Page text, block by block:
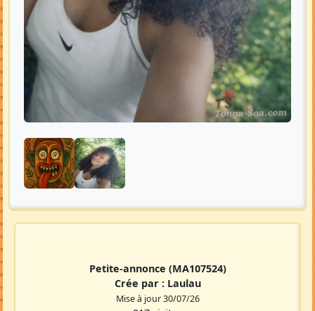
Petite-annonce (MA107524)
Crée par : Laulau
Mise à jour 30/07/26